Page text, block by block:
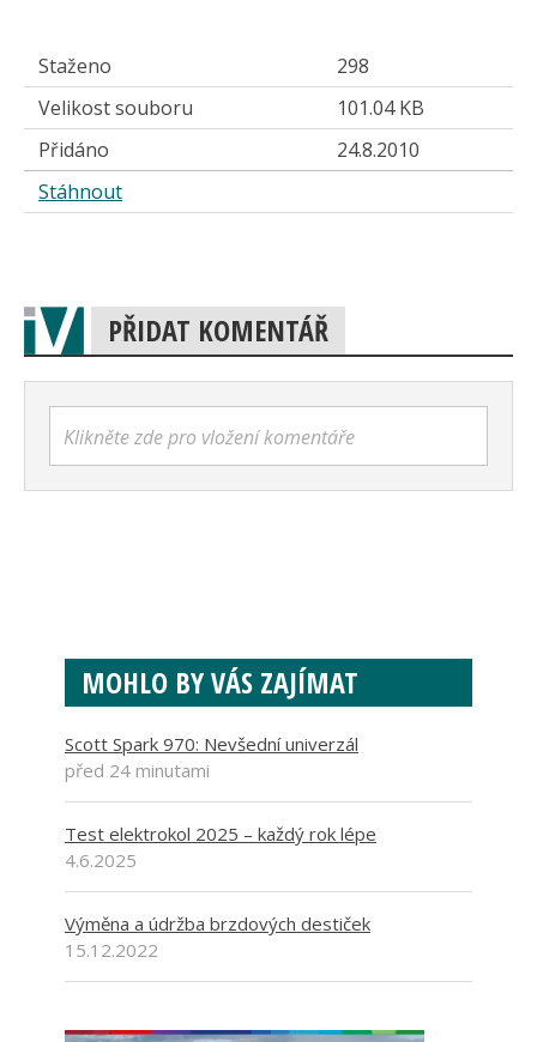
Staženo
298
Velikost souboru
101.04 KB
Přidáno
24.8.2010
Stáhnout
PŘIDAT KOMENTÁŘ
Klikněte zde pro vložení komentáře
MOHLO BY VÁS ZAJÍMAT
Scott Spark 970: Nevšední univerzál
před 24 minutami
Test elektrokol 2025 – každý rok lépe
4.6.2025
Výměna a údržba brzdových destiček
15.12.2022